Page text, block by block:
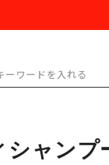
シャンプ